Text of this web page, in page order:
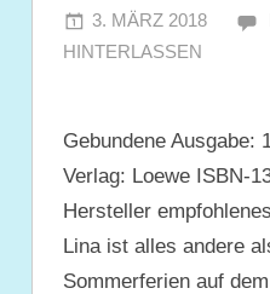
3. MÄRZ 2018
HINTERLASSEN
Gebundene Ausgabe:
Verlag: Loewe ISBN-
Hersteller
Lina ist alles andere
Sommerferien auf